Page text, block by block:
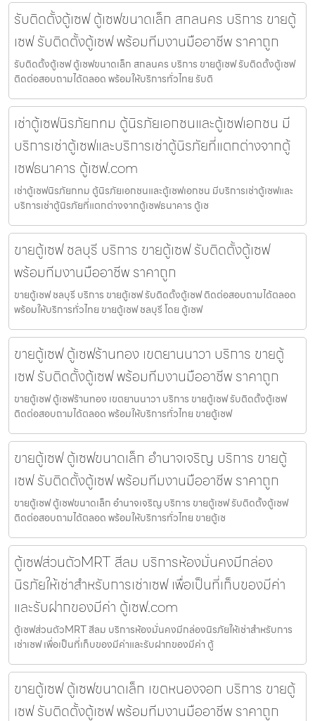
รับติดตั้งตู้เซฟ ตู้เซฟขนาดเล็ก สกลนคร บริการ ขายตู้
เซฟ รับติดตั้งตู้เซฟ พร้อมทีมงานมืออาชีพ ราคาถูก
รับติดตั้งตู้เซฟ ตู้เซฟขนาดเล็ก สกลนคร บริการ ขายตู้เซฟ รับติดตั้งตู้เซฟ
ติดต่อสอบถามได้ตลอด พร้อมให้บริการทั่วไทย รับติ
เช่าตู้เซฟนิรภัยกทม ตู้นิรภัยเอกชนและตู้เซฟเอกชน มี
บริการเช่าตู้เซฟและบริการเช่าตู้นิรภัยที่แตกต่างจากตู้
เซฟธนาคาร ตู้เซฟ.com
เช่าตู้เซฟนิรภัยกทม ตู้นิรภัยเอกชนและตู้เซฟเอกชน มีบริการเช่าตู้เซฟและ
บริการเช่าตู้นิรภัยที่แตกต่างจากตู้เซฟธนาคาร ตู้เซ
ขายตู้เซฟ ชลบุรี บริการ ขายตู้เซฟ รับติดตั้งตู้เซฟ
พร้อมทีมงานมืออาชีพ ราคาถูก
ขายตู้เซฟ ชลบุรี บริการ ขายตู้เซฟ รับติดตั้งตู้เซฟ ติดต่อสอบถามได้ตลอด
พร้อมให้บริการทั่วไทย ขายตู้เซฟ ชลบุรี โดย ตู้เซฟ
ขายตู้เซฟ ตู้เซฟร้านทอง เขตยานนาวา บริการ ขายตู้
เซฟ รับติดตั้งตู้เซฟ พร้อมทีมงานมืออาชีพ ราคาถูก
ขายตู้เซฟ ตู้เซฟร้านทอง เขตยานนาวา บริการ ขายตู้เซฟ รับติดตั้งตู้เซฟ
ติดต่อสอบถามได้ตลอด พร้อมให้บริการทั่วไทย ขายตู้เซฟ
ขายตู้เซฟ ตู้เซฟขนาดเล็ก อำนาจเจริญ บริการ ขายตู้
เซฟ รับติดตั้งตู้เซฟ พร้อมทีมงานมืออาชีพ ราคาถูก
ขายตู้เซฟ ตู้เซฟขนาดเล็ก อำนาจเจริญ บริการ ขายตู้เซฟ รับติดตั้งตู้เซฟ
ติดต่อสอบถามได้ตลอด พร้อมให้บริการทั่วไทย ขายตู้เซ
ตู้เซฟส่วนตัวMRT สีลม บริการห้องมั่นคงมีกล่อง
นิรภัยให้เช่าสำหรับการเช่าเซฟ เพื่อเป็นที่เก็บของมีค่า
และรับฝากของมีค่า ตู้เซฟ.com
ตู้เซฟส่วนตัวMRT สีลม บริการห้องมั่นคงมีกล่องนิรภัยให้เช่าสำหรับการ
เช่าเซฟ เพื่อเป็นที่เก็บของมีค่าและรับฝากของมีค่า ตู้
ขายตู้เซฟ ตู้เซฟขนาดเล็ก เขตหนองจอก บริการ ขายตู้
เซฟ รับติดตั้งตู้เซฟ พร้อมทีมงานมืออาชีพ ราคาถูก